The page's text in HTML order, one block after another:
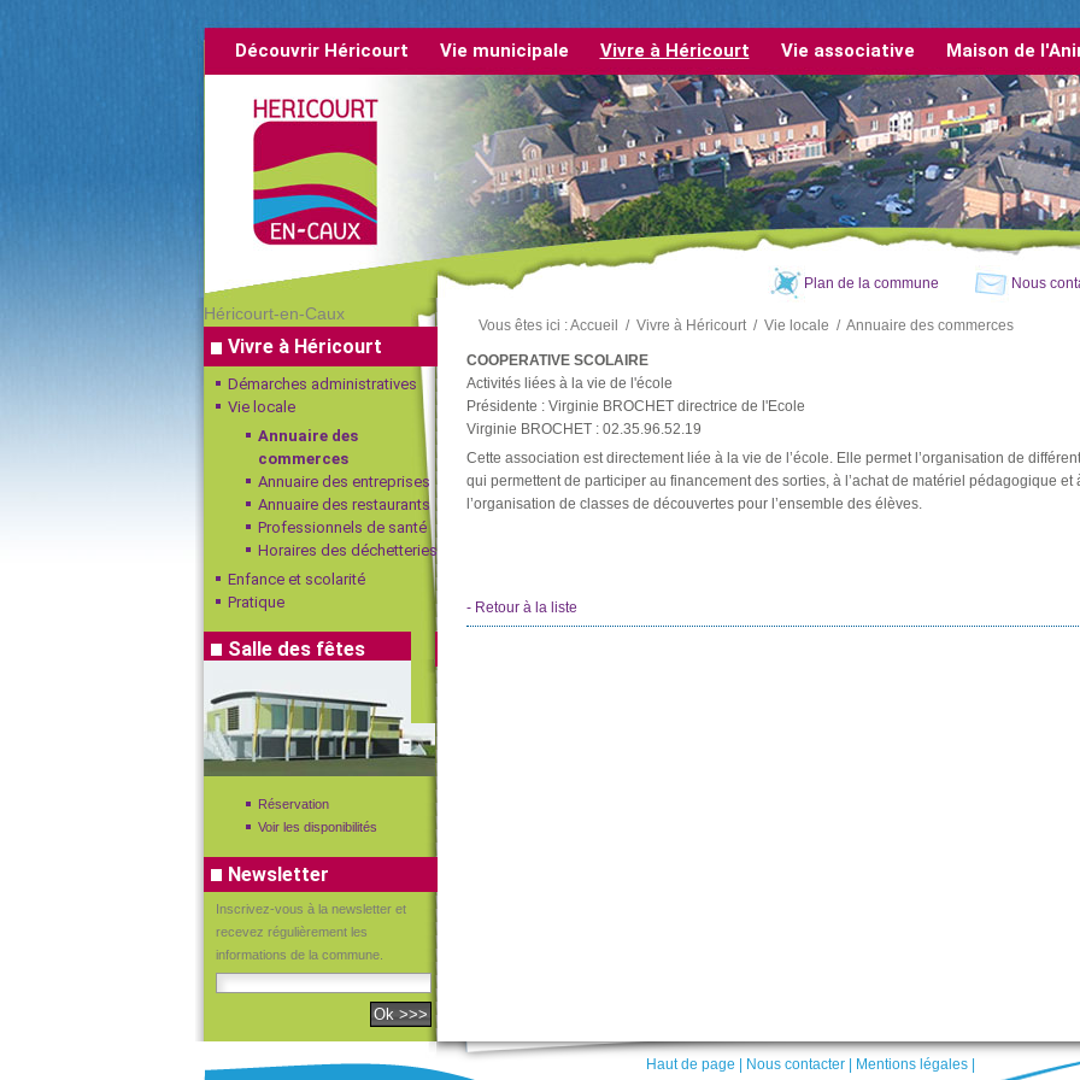
Découvrir Héricourt Vie municipale Vivre à Héricourt Vie associative Maison de
Plan de la commune Nous
Vous êtes ici :Accueil / Vivre à Héricourt/ Vie locale / Annuaire des commerces
COOPERATIVE SCOLAIRE
Activités liées à la vie de l'école
Présidente : Virginie BROCHET directrice de l'Ecole
Virginie BROCHET : 02.35.96.52.19
Cette association est directement liée à la vie de l’école. Elle permet l’organisation de
qui permettent de participer au financement des sorties, à l’achat de matériel pédagogique et
l’organisation de classes de découvertes pour l’ensemble des élèves.
- Retour à la liste
Héricourt-en-Caux
Vivre à Héricourt
Démarches administratives
Vie locale
Annuaire des
commerces
Annuaire des entreprises
Annuaire des restaurants
Professionnels de santé
Horaires des déchetteries
Enfance et scolarité
Pratique
Salle des fêtes
Réservation
Voir les disponibilités
Newsletter
Inscrivez-vous à la newsletter et
recevez régulièrement les
informations de la commune.
Haut de page Nous contacter| Mentions légales|